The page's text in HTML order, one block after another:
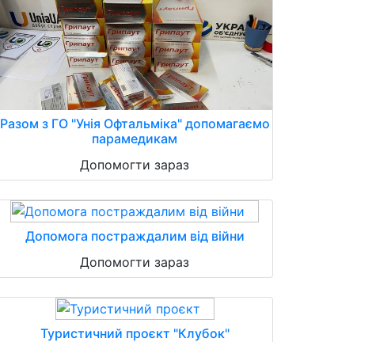
Разом з ГО "Унія Офтальміка" допомагаємо
парамедикам
Допомогти зараз
Допомога постраждалим від війни
Допомогти зараз
Туристичний проєкт "Клубок"